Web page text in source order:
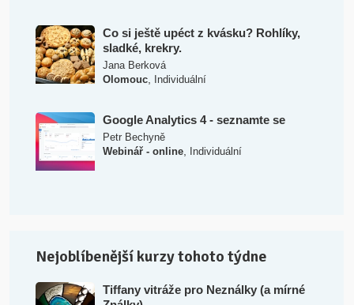
Co si ještě upéct z kvásku? Rohlíky,
sladké, krekry.
Jana Berková
Olomouc, Individuální
Google Analytics 4 - seznamte se
Petr Bechyně
Webinář - online, Individuální
Nejoblíbenější kurzy tohoto týdne
Tiffany vitráže pro Neználky (a mírné